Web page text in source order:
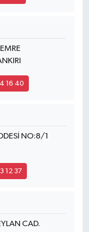
16 40
NO:8/1
12 37
CAD.